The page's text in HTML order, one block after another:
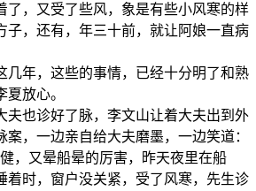
了，又受了些风，象是有些小风寒的样
子，还有，年三十前，就让阿娘一直病
几年，这些的事情，已经十分明了和熟
放心。
夫也诊好了脉，李文山让着大夫出到外
案，一边亲自给大夫磨墨，一边笑道：
，又晕船晕的厉害，昨天夜里在船
着时，窗户没关紧，受了风寒，先生诊